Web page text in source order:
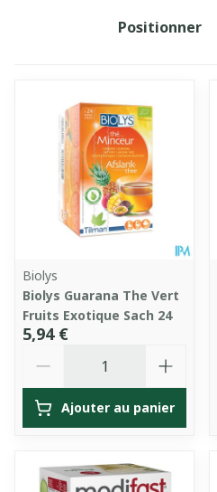
Trier par:
Biolys
Biolys Guarana The Vert
Fruits Exotique Sach 24
5,94 €
Ajouter au panier